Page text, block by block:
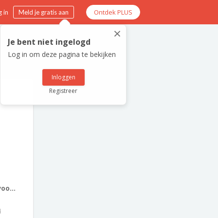
in Meld je gratis aan Ontdek PLUS
×
Je bent niet ingelogd
Log in om deze pagina te bekijken
Inloggen
Registreer